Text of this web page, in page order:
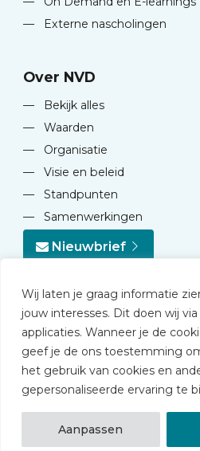
Wij laten je graag informatie
jouw interesses. Dit doen wij
applicaties. Wanneer je de
geef je de ons toestemming
het gebruik van cookies en
gepersonaliseerde ervaring te
Aanpassen
—
Externe nascholingen
Over NVD
—
Bekijk alles
—
Waarden
—
Organisatie
—
Visie en beleid
—
Standpunten
—
Samenwerkingen
Nieuwbrief
© 2026 NVD
Privacy statement
Disclaimer